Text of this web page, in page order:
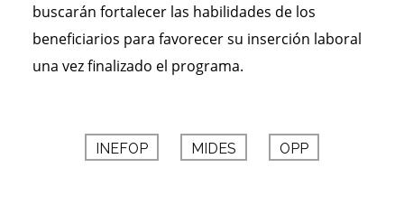
buscarán fortalecer las habilidades de los
beneficiarios para favorecer su inserción laboral
una vez finalizado el programa.
INEFOP MIDES OPP